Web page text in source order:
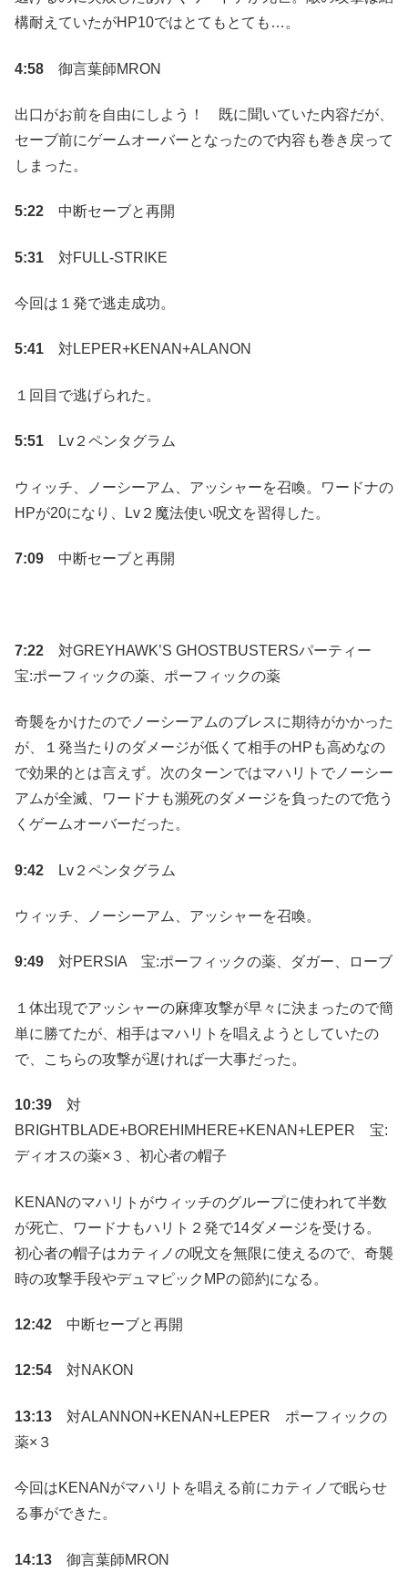
構耐えていたがHP10ではとてもとても…。
4:58 御言葉師MRON
出口がお前を自由にしよう！ 既に聞いていた内容だが、
セーブ前にゲームオーバーとなったので内容も巻き戻って
しまった。
5:22 中断セーブと再開
5:31 対FULL-STRIKE
今回は１発で逃走成功。
5:41 対LEPER+KENAN+ALANON
１回目で逃げられた。
5:51 Lv２ペンタグラム
ウィッチ、ノーシーアム、アッシャーを召喚。ワードナの
HPが20になり、Lv２魔法使い呪文を習得した。
7:09 中断セーブと再開
7:22 対GREYHAWK’S GHOSTBUSTERSパーティー
宝:ポーフィックの薬、ポーフィックの薬
奇襲をかけたのでノーシーアムのブレスに期待がかかった
が、１発当たりのダメージが低くて相手のHPも高めなの
で効果的とは言えず。次のターンではマハリトでノーシー
アムが全滅、ワードナも瀕死のダメージを負ったので危う
くゲームオーバーだった。
9:42 Lv２ペンタグラム
ウィッチ、ノーシーアム、アッシャーを召喚。
9:49 対PERSIA 宝:ポーフィックの薬、ダガー、ローブ
１体出現でアッシャーの麻痺攻撃が早々に決まったので簡
単に勝てたが、相手はマハリトを唱えようとしていたの
で、こちらの攻撃が遅ければ一大事だった。
10:39 対
BRIGHTBLADE+BOREHIMHERE+KENAN+LEPER 宝:
ディオスの薬×３、初心者の帽子
KENANのマハリトがウィッチのグループに使われて半数
が死亡、ワードナもハリト２発で14ダメージを受ける。
初心者の帽子はカティノの呪文を無限に使えるので、奇襲
時の攻撃手段やデュマピックMPの節約になる。
12:42 中断セーブと再開
12:54 対NAKON
13:13 対ALANNON+KENAN+LEPER ポーフィックの
薬×３
今回はKENANがマハリトを唱える前にカティノで眠らせ
る事ができた。
14:13 御言葉師MRON